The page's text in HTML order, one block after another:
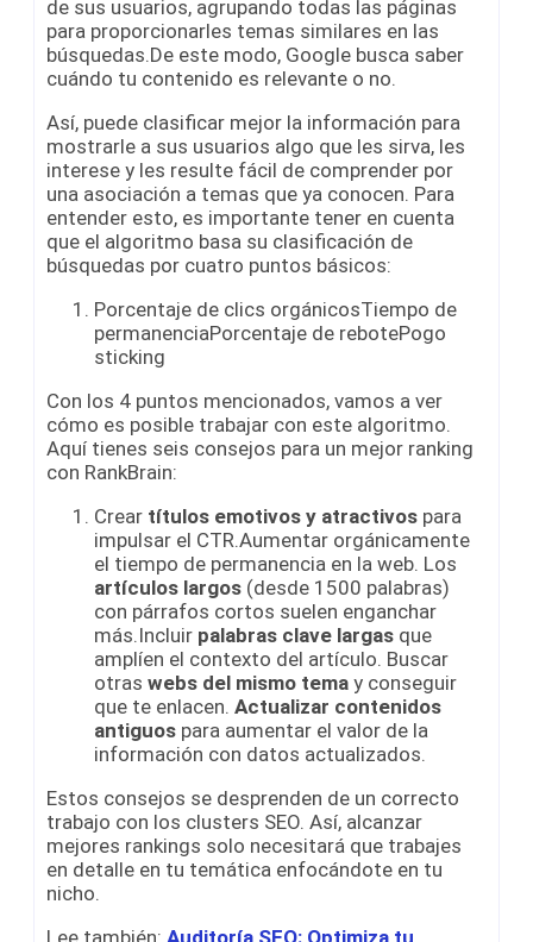
de sus usuarios, agrupando todas las páginas
para proporcionarles temas similares en las
búsquedas.De este modo, Google busca saber
cuándo tu contenido es relevante o no.
Así, puede clasificar mejor la información para
mostrarle a sus usuarios algo que les sirva, les
interese y les resulte fácil de comprender por
una asociación a temas que ya conocen. Para
entender esto, es importante tener en cuenta
que el algoritmo basa su clasificación de
búsquedas por cuatro puntos básicos:
Porcentaje de clics orgánicosTiempo de
permanenciaPorcentaje de rebotePogo
sticking
Con los 4 puntos mencionados, vamos a ver
cómo es posible trabajar con este algoritmo.
Aquí tienes seis consejos para un mejor ranking
con RankBrain:
Crear títulos emotivos y atractivos para
impulsar el CTR.Aumentar orgánicamente
el tiempo de permanencia en la web. Los
artículos largos (desde 1500 palabras)
con párrafos cortos suelen enganchar
más.Incluir palabras clave largas que
amplíen el contexto del artículo. Buscar
otras webs del mismo tema y conseguir
que te enlacen. Actualizar contenidos
antiguos para aumentar el valor de la
información con datos actualizados.
Estos consejos se desprenden de un correcto
trabajo con los clusters SEO. Así, alcanzar
mejores rankings solo necesitará que trabajes
en detalle en tu temática enfocándote en tu
nicho.
Lee también: Auditoría SEO: Optimiza tu